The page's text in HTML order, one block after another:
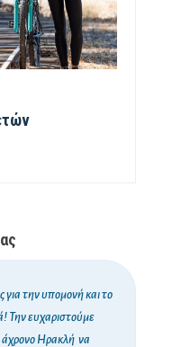
την υπομονή και το
Την ευχαριστούμε
άχρονο Ηρακλή να